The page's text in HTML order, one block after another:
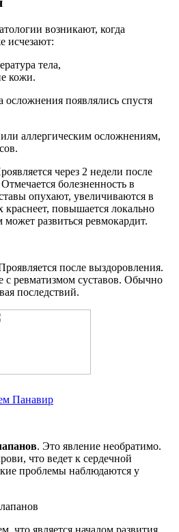
возникают, когда
исчезают:
тела,
кожи.
осложнения появлялись спустя
аллергическим осложнениям,
через 2 недели после
болезненность в
опухают, увеличиваются в
краснеет, повышается локально
развиться ревмокардит.
после выздоровления.
ревматизмом суставов. Обычно
последствий.
Панавир
. Это явление необратимо.
что ведет к сердечной
проблемы наблюдаются у